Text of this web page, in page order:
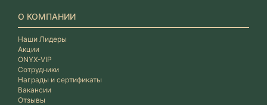
О КОМПАНИИ
Наши Лидеры
Акции
ONYX-VIP
Сотрудники
Награды и сертификаты
Вакансии
Отзывы